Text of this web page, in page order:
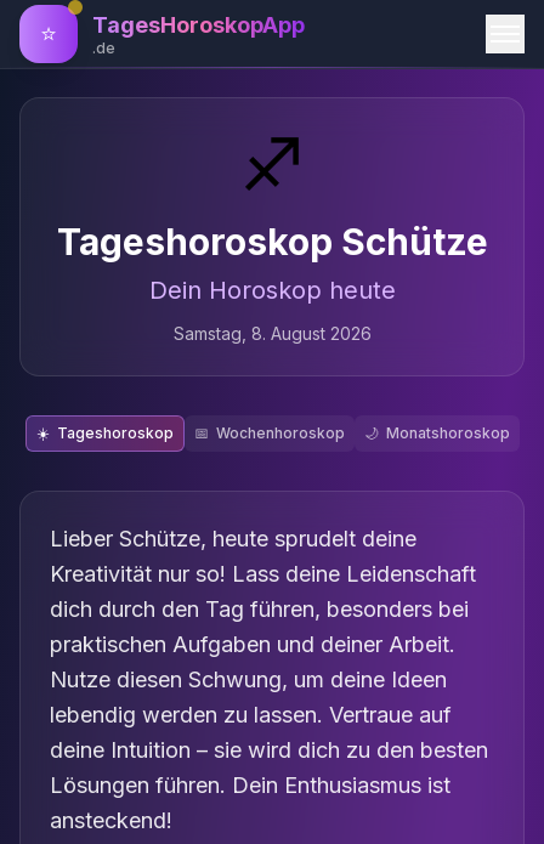
⭐ TagesHoroskopApp
.de
♐
Tageshoroskop Schütze
Dein Horoskop heute
Samstag, 8. August 2026
☀️ Tageshoroskop 📅 Wochenhoroskop 🌙 Monatshoroskop
Lieber Schütze, heute sprudelt deine
Kreativität nur so! Lass deine Leidenschaft
dich durch den Tag führen, besonders bei
praktischen Aufgaben und deiner Arbeit.
Nutze diesen Schwung, um deine Ideen
lebendig werden zu lassen. Vertraue auf
deine Intuition – sie wird dich zu den besten
Lösungen führen. Dein Enthusiasmus ist
ansteckend!